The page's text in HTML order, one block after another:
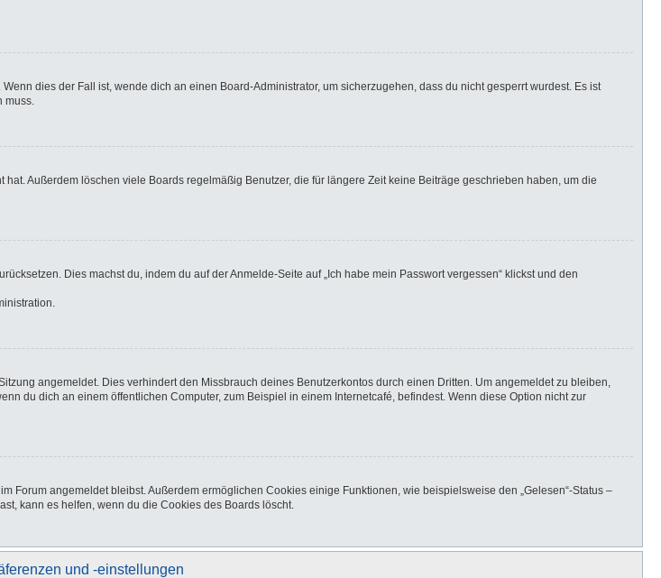
dies der Fall ist, wende dich an einen Board-Administrator, um sicherzugehen, dass du nicht gesperrt wurdest. Es ist
muss.
Außerdem löschen viele Boards regelmäßig Benutzer, die für längere Zeit keine Beiträge geschrieben haben, um die
Dies machst du, indem du auf der Anmelde-Seite auf „Ich habe mein Passwort vergessen“ klickst und den
angemeldet. Dies verhindert den Missbrauch deines Benutzerkontos durch einen Dritten. Um angemeldet zu bleiben,
du dich an einem öffentlichen Computer, zum Beispiel in einem Internetcafé, befindest. Wenn diese Option nicht zur
Forum angemeldet bleibst. Außerdem ermöglichen Cookies einige Funktionen, wie beispielsweise den „Gelesen“-Status –
kann es helfen, wenn du die Cookies des Boards löscht.
und -einstellungen